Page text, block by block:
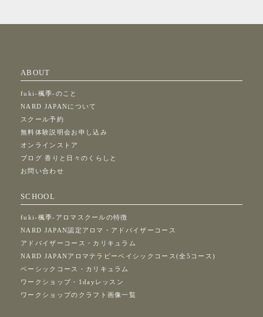
ABOUT
fuki-楓季-のこと
NARD JAPANについて
スクール予約
無料体験説明会お申し込み
オンラインストア
ブログ 香りと日々のくらしと
お問い合わせ
SCHOOL
fuki-楓季-アロマスクールの特徴
NARD JAPAN認定アロマ・アドバイザーコース
アドバイザーコース・カリキュラム
NARD JAPANアロマテラピーベイシックコース(全5コース)
ベーシックコース・カリキュラム
ワークショップ・1dayレッスン
ワークショップのクラフト画像一覧